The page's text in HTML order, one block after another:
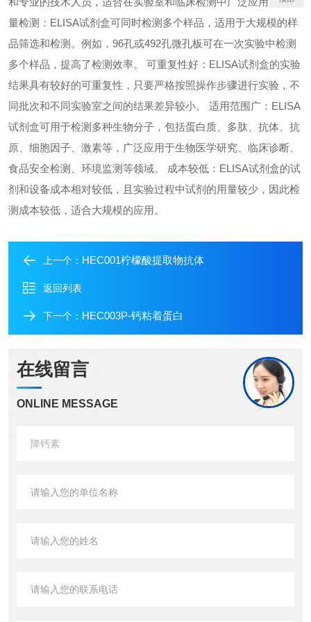
量检测：ELISA试剂盒可同时检测多个样品，适用于大规模的样
品筛选和检测。例如，96孔或492孔微孔板可在一次实验中检测
多个样品，提高了检测效率。 可重复性好：ELISA试剂盒的实验
结果具有较好的可重复性，只要严格按照操作步骤进行实验，不
同批次和不同实验室之间的结果差异较小。 适用范围广：ELISA
试剂盒可用于检测多种生物分子，包括蛋白质、多肽、抗体、抗
原、细胞因子、激素等，广泛应用于生物医学研究、临床诊断、
食品安全检测、环境监测等领域。 成本较低：ELISA试剂盒的试
剂和设备成本相对较低，且实验过程中试剂的用量较少，因此检
测成本较低，适合大规模的应用。
上一个： HEC001柠檬酸提取物抗体
返回列表
下一个： HEC003P-钙粘着蛋白
在线留言
ONLINE MESSAGE